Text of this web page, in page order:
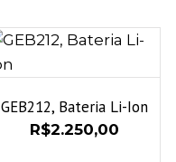
GEB212, Bateria Li-Ion
R$2.250,00